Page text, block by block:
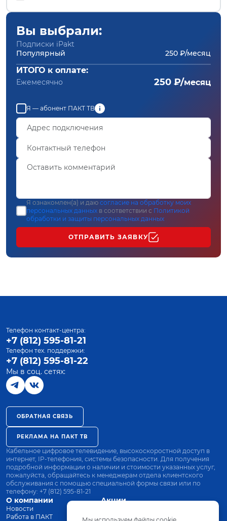
Вы выбрали:
Подписки iPakt
Популярный
250 ₽/месяц
ИТОГО к оплате:
Ежемесячно 250 ₽/месяц
Я — абонент ПАКТ ТВ
Я ознакомлен(а) и даю согласие на обработку моих
персональных данных в соответствии с Политикой
обработки и защиты персональных данных
ОТПРАВИТЬ ЗАЯВКУ
О компании
Новости
Работа в ПАКТ
Акции
Оплата
Телефон контакт-центра:
+7 (812) 595-81-21
Телефон тех. поддержки:
+7 (812) 595-81-22
Мы в соц. сетях:
ОБРАТНАЯ СВЯЗЬ
РЕКЛАМА НА ПАКТ ТВ
Кабельное цифровое телевидение, высокоскоростной доступ в
интернет, IP-телефония, системы безопасности. Для получения
подробной информации о наличии и стоимости указанных услуг,
пожалуйста, обращайтесь к менеджерам отдела клиентского
обслуживания с помощью специальной формы связи или по
телефону: +7 (812) 595-81-21